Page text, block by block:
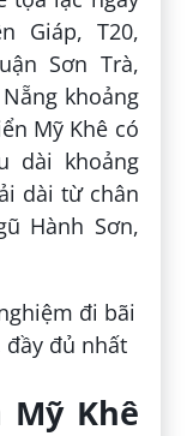
Giáp, T20,
Sơn Trà,
khoảng
Mỹ Khê có
dài khoảng
dài từ chân
Hành Sơn,
Khê